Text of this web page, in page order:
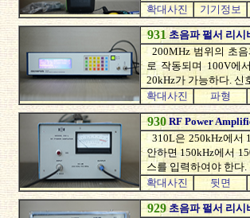
확대사진
기기정보
931 초음파 펄서 리시
200MHz 범위의 초음
로 작동되며 100V에
20kHz가 가능하다. 신
확대사진
파형
930 RF Power
310L은 250kHz에서
안하면 150kHz에서
스를 입력하여야 한다
확대사진
뒷면
929 초음파 펄서 리시